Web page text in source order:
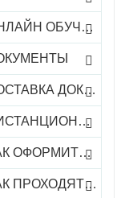
ОНЛАЙН ОБУЧЕНИЕ
ДОСТАВКА ДОКУМЕНТОВ
ДИСТАНЦИОННОЕ ОБУЧЕНИЕ
КАК ОФОРМИТЬ ЗАКАЗ КУРСА
КАК ПРОХОДЯТ ОНЛАЙН-КУРСЫ